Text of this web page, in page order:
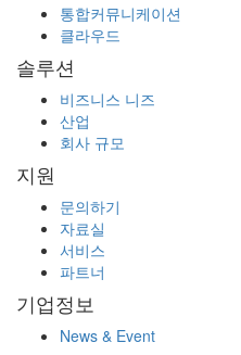
통합커뮤니케이션
클라우드
솔루션
비즈니스 니즈
산업
회사 규모
지원
문의하기
자료실
서비스
파트너
기업정보
News & Event